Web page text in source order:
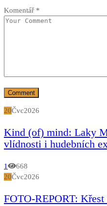
Komentář *
20Čvc2026
Kind (of) mind: Laky
vlídnosti i hudebních
1
668
20Čvc2026
FOTO-REPORT: